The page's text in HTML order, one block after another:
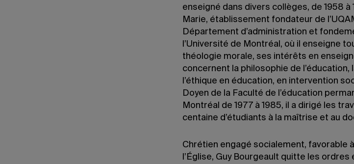
enseigné dans divers collèges, de 1958 à
Marie, établissement fondateur de
Département d’administration et
l’Université de Montréal, où il enseigne
théologie morale, ses intérêts en
concernent la philosophie de l’éducation,
l’éthique en éducation, en intervention
Doyen de la Faculté de l’éducation
Montréal de 1977 à 1985, il a dirigé les
centaine d’étudiants à la maîtrise et au
Chrétien engagé socialement, favorable
l’Église, Guy Bourgeault quitte les ordres